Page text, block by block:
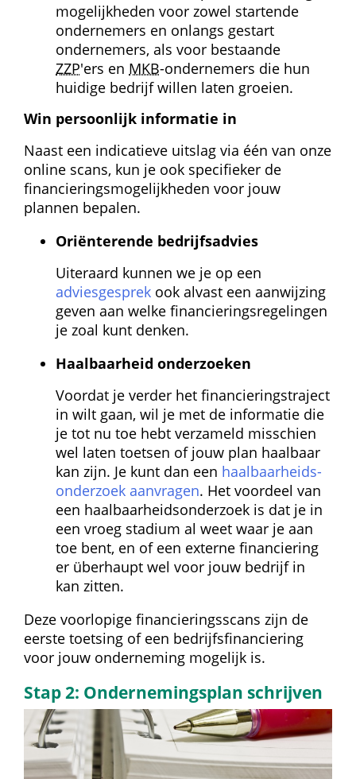
mogelijkheden voor zowel startende
ondernemers en onlangs gestart
ondernemers, als voor bestaande
ZZP'ers en MKB-ondernemers die hun
huidige bedrijf willen laten groeien.
Win persoonlijk informatie in
Naast een indicatieve uitslag via één van onze
online scans, kun je ook specifieker de
financierings­mogelijkheden voor jouw
plannen bepalen.
Oriënterende bedrijfs­advies
Uiteraard kunnen we je op een
adviesgesprek ook alvast een aanwijzing
geven aan welke financierings­regelingen
je zoal kunt denken.
Haalbaarheid onderzoeken
Voordat je verder het financierings­traject
in wilt gaan, wil je met de informatie die
je tot nu toe hebt verzameld misschien
wel laten toetsen of jouw plan haalbaar
kan zijn. Je kunt dan een haalbaarheids­
onderzoek aanvragen. Het voordeel van
een haalbaarheids­onderzoek is dat je in
een vroeg stadium al weet waar je aan
toe bent, en of een externe financiering
er überhaupt wel voor jouw bedrijf in
kan zitten.
Deze voorlopige financierings­scans zijn de
eerste toetsing of een bedrijfsfinanciering
voor jouw onderneming mogelijk is.
Stap 2: Ondernemingsplan schrijven